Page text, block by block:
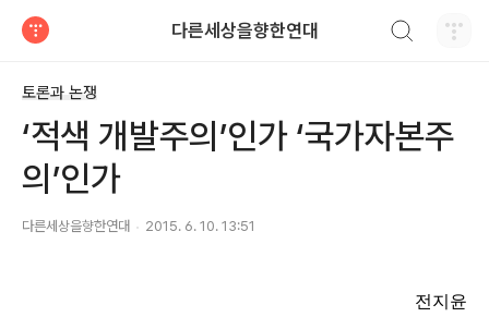
다른세상을향한연대
토론과 논쟁
‘적색 개발주의’인가 ‘국가자본주
의’인가
다른세상을향한연대 2015. 6. 10. 13:51
전지윤